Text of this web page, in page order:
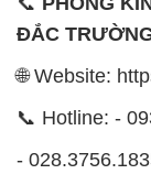
-
0902.765.866